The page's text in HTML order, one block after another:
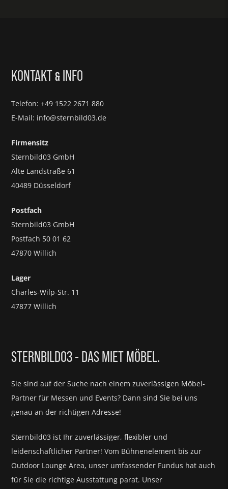
KONTAKT& INFO
Telefon: +49 1522 2671 880
E-Mail: info@sternbild03.de
Firmensitz
Sternbild03 GmbH
Alte Landstraße 61
40489 Düsseldorf
Postfach
Sternbild03 GmbH
Postfach 50 01 62
47870 Willich
Lager
Charles-Wilp-Str. 11
47877 Willich
STERNBILD03 - DAS MIET MÖBEL.
Sie sind auf der Suche nach einem zuverlässigen Möbel-
Partner für Messen und Events? Dann sind Sie bei uns
genau an der richtigen Adresse!
Sternbild03 ist Ihr zuverlässiger, flexibler und
leidenschaftlicher Partner! Vom Bühnenelement bis zur
Outdoor Lounge Area, unser umfassender Fundus hat auch
für Sie die richtige Ausstattung parat. Unser